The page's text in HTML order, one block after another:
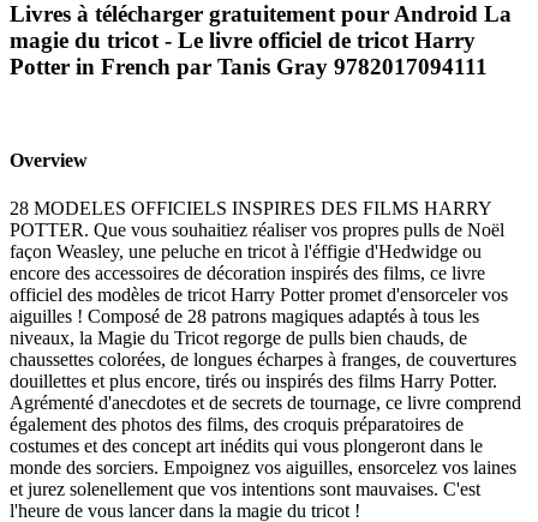
Livres à télécharger gratuitement pour Android La
magie du tricot - Le livre officiel de tricot Harry
Potter in French par Tanis Gray 9782017094111
Overview
28 MODELES OFFICIELS INSPIRES DES FILMS HARRY
POTTER. Que vous souhaitiez réaliser vos propres pulls de Noël
façon Weasley, une peluche en tricot à l'éffigie d'Hedwidge ou
encore des accessoires de décoration inspirés des films, ce livre
officiel des modèles de tricot Harry Potter promet d'ensorceler vos
aiguilles ! Composé de 28 patrons magiques adaptés à tous les
niveaux, la Magie du Tricot regorge de pulls bien chauds, de
chaussettes colorées, de longues écharpes à franges, de couvertures
douillettes et plus encore, tirés ou inspirés des films Harry Potter.
Agrémenté d'anecdotes et de secrets de tournage, ce livre comprend
également des photos des films, des croquis préparatoires de
costumes et des concept art inédits qui vous plongeront dans le
monde des sorciers. Empoignez vos aiguilles, ensorcelez vos laines
et jurez solenellement que vos intentions sont mauvaises. C'est
l'heure de vous lancer dans la magie du tricot !